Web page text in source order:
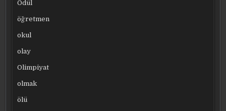
Ödül
öğretmen
okul
olay
Olimpiyat
olmak
ölü